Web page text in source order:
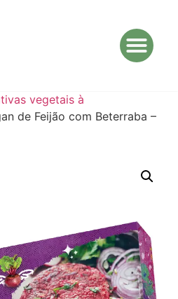
vegetais à
de Feijão com Beterraba –